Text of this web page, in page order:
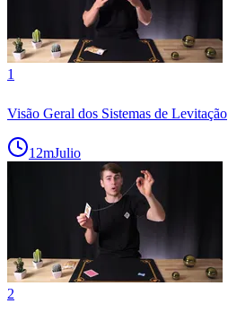
1
Visão Geral dos Sistemas de Levitação
12mJulio
2